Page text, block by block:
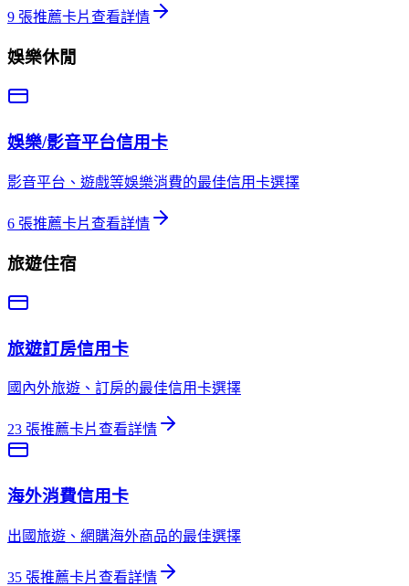
9 張推薦卡片 查看詳情
娛樂休閒
娛樂/影音平台信用卡
影音平台、遊戲等娛樂消費的最佳信用卡選擇
6 張推薦卡片 查看詳情
旅遊住宿
旅遊訂房信用卡
國內外旅遊、訂房的最佳信用卡選擇
23 張推薦卡片 查看詳情
海外消費信用卡
出國旅遊、網購海外商品的最佳選擇
35 張推薦卡片 查看詳情